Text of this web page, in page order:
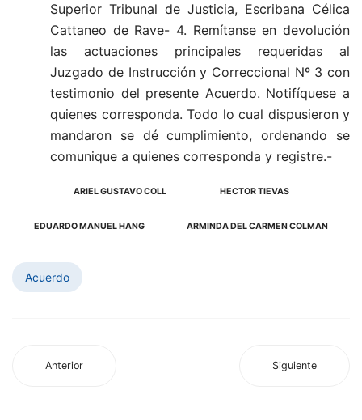
Superior Tribunal de Justicia, Escribana Célica
Cattaneo de Rave- 4. Remítanse en devolución
las actuaciones principales requeridas al
Juzgado de Instrucción y Correccional Nº 3 con
testimonio del presente Acuerdo. Notifíquese a
quienes corresponda. Todo lo cual dispusieron y
mandaron se dé cumplimiento, ordenando se
comunique a quienes corresponda y registre.-
ARIEL GUSTAVO COLL HECTOR TIEVAS
EDUARDO MANUEL HANG ARMINDA DEL CARMEN COLMAN
Acuerdo
Anterior Siguiente